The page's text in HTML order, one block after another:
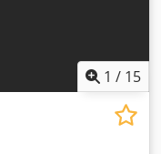
1 / 15